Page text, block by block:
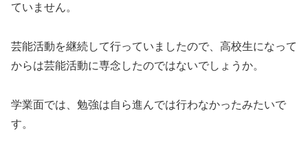
ていません。
芸能活動を継続して行っていましたので、高校生になって
からは芸能活動に専念したのではないでしょうか。
学業面では、勉強は自ら進んでは行わなかったみたいで
す。